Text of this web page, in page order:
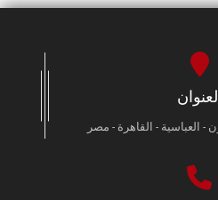
العنوان
- العباسية - القاهرة - مصر